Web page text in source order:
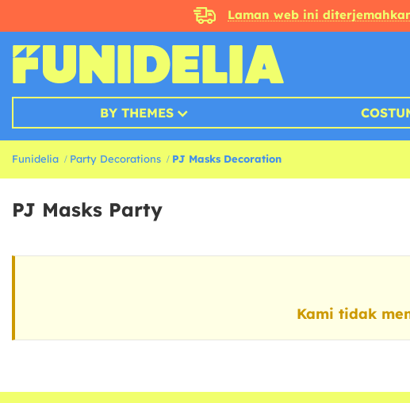
Laman web ini
BY THEMES
Funidelia Party Decorations PJ Masks Decoration
PJ Masks Party
Kami tidak